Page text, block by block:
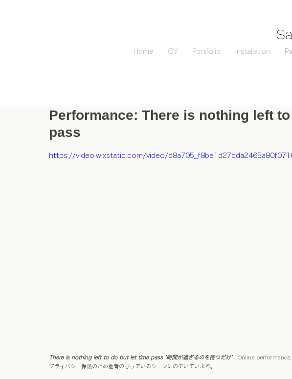
Home CV Portfolio Installation
Performance: There is nothing left
pass
https://video.wixstatic.com/video/
There is nothing left to do but let time pass ‘時間が過ぎるのを待つだけ’ , Online
プライバシー保護のため他者の写っているシーンはのぞいています。